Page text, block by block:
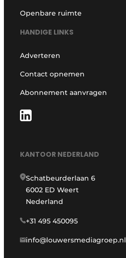
Openbare ruimte
HANDIGE LINKS
Adverteren
Contact opnemen
Abonnement aanvragen
KANTOOR NEDERLAND
Schatbeurderlaan 6
6002 ED Weert
Nederland
+31 495 450095
info@louwersmediagroep.nl